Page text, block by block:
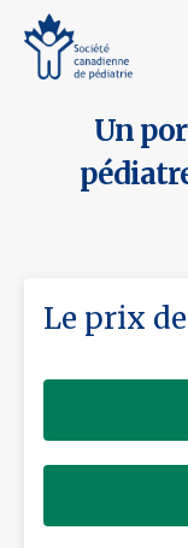
Un
Le prix